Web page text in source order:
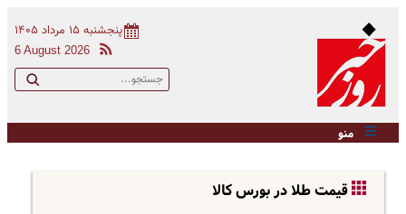
پنجشنبه ۱۵ مرداد ۱۴۰۵
6 August 2026
منو
قیمت طلا در بورس کالا